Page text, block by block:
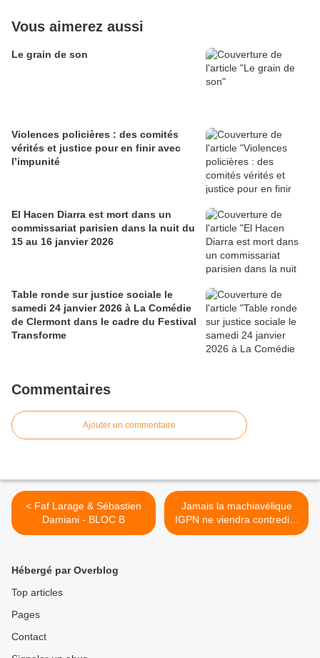
Vous aimerez aussi
Le grain de son
Violences policières : des comités
vérités et justice pour en finir avec
l’impunité
El Hacen Diarra est mort dans un
commissariat parisien dans la nuit du
15 au 16 janvier 2026
Table ronde sur justice sociale le
samedi 24 janvier 2026 à La Comédie
de Clermont dans le cadre du Festival
Transforme
Commentaires
Ajouter un commentaire
< Faf Larage & Sébastien
Damiani - BLOC B
Jamais la machiavélique
IGPN ne viendra contredire
les mensonges >
Hébergé par Overblog
Top articles
Pages
Contact